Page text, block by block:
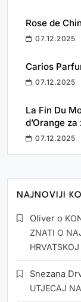
Rose de
07.12.2025
Carios
07.12.2025
La Fin Du
d’Orange
07.12.2025
NAJNOVIJI
Oliver o
ZNATI O
HRVATSKOJ
Snezana
UTJECAJ